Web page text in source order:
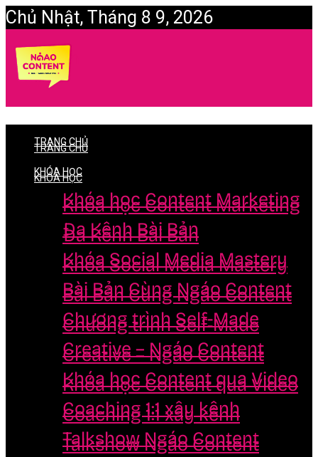
Chủ Nhật, Tháng 8 9, 2026
Login
TRANG CHỦ
KHÓA HỌC
Khóa học Content Marketing
Đa Kênh Bài Bản
Khóa Social Media Mastery
Bài Bản Cùng Ngáo Content
Chương trình Self-Made
Creative – Ngáo Content
Khóa học Content qua Video
Coaching 1:1 xây kênh
Talkshow Ngáo Content
TRANG CHỦ
KHÓA HỌC
Khóa học Content Marketing
Đa Kênh Bài Bản
Khóa Social Media Mastery
Bài Bản Cùng Ngáo Content
Chương trình Self-Made
Creative – Ngáo Content
Khóa học Content qua Video
Coaching 1:1 xây kênh
Talkshow Ngáo Content